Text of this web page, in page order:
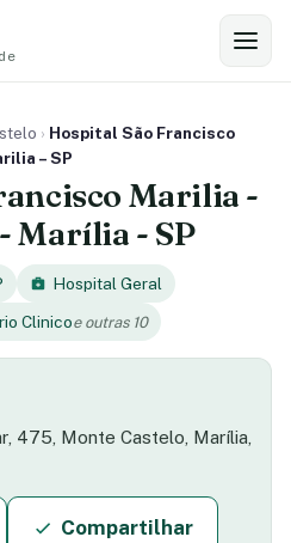
› Hospital São Francisco
– SP
Marilia -
Marília - SP
Hospital Geral
Clinicoe outras 10
475, Monte Castelo, Marília,
Compartilhar